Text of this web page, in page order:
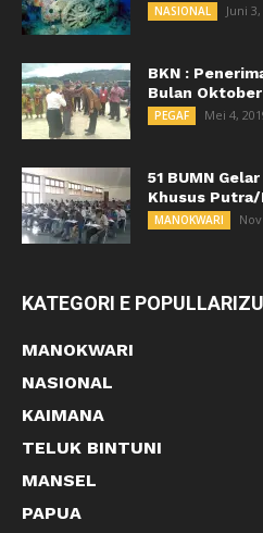
NASIONAL Juni
BKN :
Bulan Oktober
PEGAF Mei 4,
51 BUMN
Khusus
MANOKWARI
KATEGORI E
MANOKWARI
NASIONAL
KAIMANA
TELUK BINTUNI
MANSEL
PAPUA